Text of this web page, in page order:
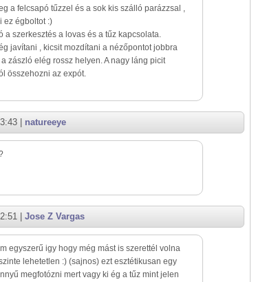
a felcsapó tűzzel és a sok kis szálló parázzsal ,
ez égboltot :)
a szerkesztés a lovas és a tűz kapcsolata.
javítani , kicsit mozdítani a nézőpontot jobbra
zászló elég rossz helyen. A nagy láng picit
összehozni az expót.
| natureeye
| Jose Z Vargas
egyszerű igy hogy még mást is szerettél volna
lehetetlen :) (sajnos) ezt esztétikusan egy
megfotózni mert vagy ki ég a tűz mint jelen